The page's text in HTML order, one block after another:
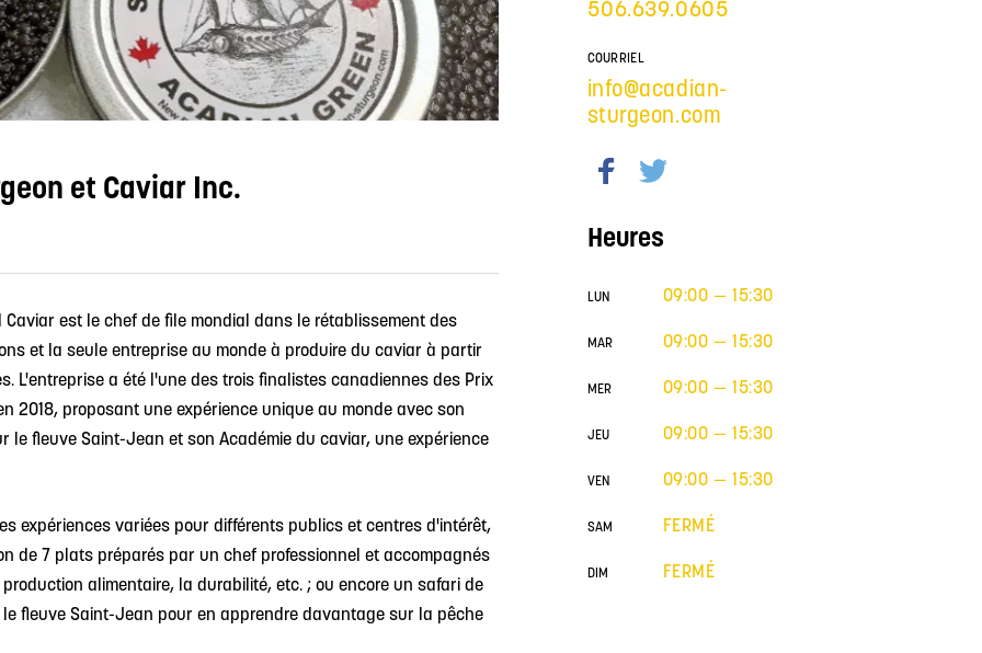
et Caviar Inc.
est le chef de file mondial dans le rétablissement des
et la seule entreprise au monde à produire du caviar à partir
L'entreprise a été l'une des trois finalistes canadiennes des Prix
2018, proposant une expérience unique au monde avec son
le fleuve Saint-Jean et son Académie du caviar, une expérience
expériences variées pour différents publics et centres d'intérêt,
de 7 plats préparés par un chef professionnel et accompagnés
alimentaire, la durabilité, etc. ; ou encore un safari de
fleuve Saint-Jean pour en apprendre davantage sur la pêche
506.639.0605
COURRIEL
info@acadian-
sturgeon.com
Heures
LUN 09:00 — 15:30
MAR 09:00 — 15:30
MER 09:00 — 15:30
JEU 09:00 — 15:30
VEN 09:00 — 15:30
SAM FERMÉ
DIM FERMÉ